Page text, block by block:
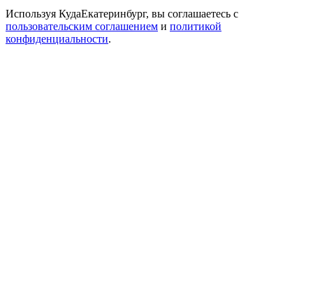
Используя КудаЕкатеринбург, вы соглашаетесь с
пользовательским соглашением и политикой
конфиденциальности.